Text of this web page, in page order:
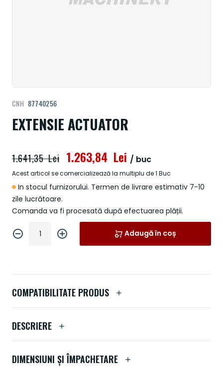
EXTENSIE ACTUATOR
CNH 87740256
In stocul furnizorului. Termen de livrare estimativ 7-10
zile lucrătoare.
Comanda va fi procesată după efectuarea plății.
1.263,84 Lei
1.641,35 Lei / buc
Acest articol se comercializează la multiplu de 1 Buc
Adaugă în coș
la
începutul
galeriei
imagini
COMPATIBILITATE PRODUS
DESCRIERE
DIMENSIUNI ȘI ÎMPACHETARE